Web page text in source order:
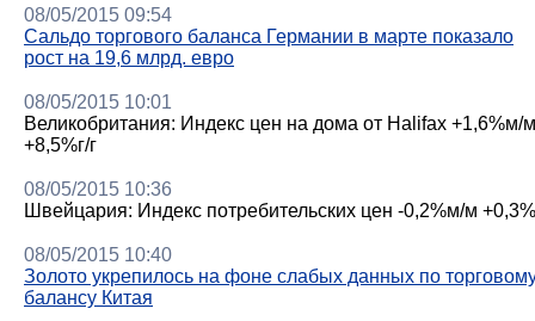
08/05/2015 09:54
Сальдо торгового баланса Германии в марте показало
рост на 19,6 млрд. евро
08/05/2015 10:01
Великобритания: Индекс цен на дома от Halifax +1,6%м/м
+8,5%г/г
08/05/2015 10:36
Швейцария: Индекс потребительских цен -0,2%м/м +0,3%
08/05/2015 10:40
Золото укрепилось на фоне слабых данных по
балансу Китая